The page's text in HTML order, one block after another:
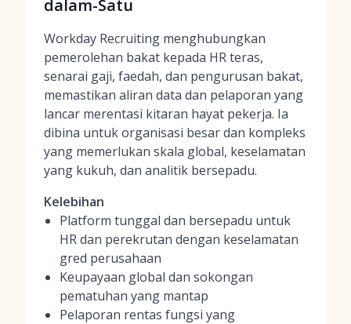
dalam-Satu
Workday Recruiting menghubungkan
pemerolehan bakat kepada HR teras,
senarai gaji, faedah, dan pengurusan bakat,
memastikan aliran data dan pelaporan yang
lancar merentasi kitaran hayat pekerja. Ia
dibina untuk organisasi besar dan kompleks
yang memerlukan skala global, keselamatan
yang kukuh, dan analitik bersepadu.
Kelebihan
Platform tunggal dan bersepadu untuk
HR dan perekrutan dengan keselamatan
gred perusahaan
Keupayaan global dan sokongan
pematuhan yang mantap
Pelaporan rentas fungsi yang